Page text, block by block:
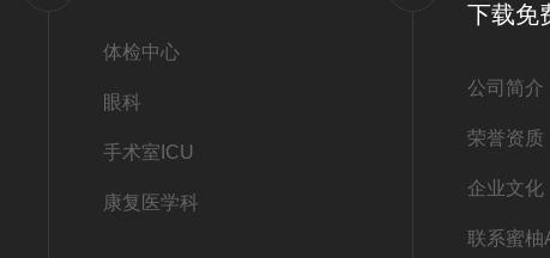
体检中心
眼科
手术室ICU
康复医学科
下载免
公司简介
荣誉资质
企业文化